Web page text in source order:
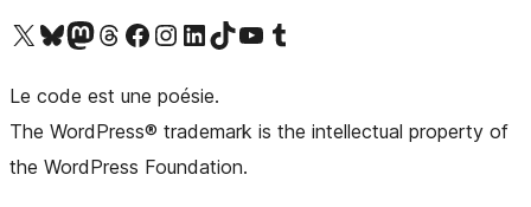
Visitez notre compte X (précédemment Twitter)
Visiter notre compte Bluesky
Visiter notre compte Mastodon
Visiter notre compte Threads
Consulter notre compte Facebook
Consulter notre compte Instagram
Consulter notre compte LinkedIn
Visiter notre compte TokTok
Visiter notre chaîne YouTube
Visiter notre compte Tumblr
Le code est une poésie.
The WordPress® trademark is the intellectual property of
the WordPress Foundation.